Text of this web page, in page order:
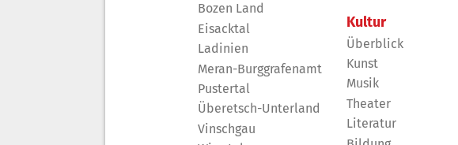
Bozen Land
Eisacktal
Ladinien
Meran-Burggrafenamt
Pustertal
Überetsch-Unterland
Vinschgau
Kultur
Überblick
Kunst
Musik
Theater
Literatur